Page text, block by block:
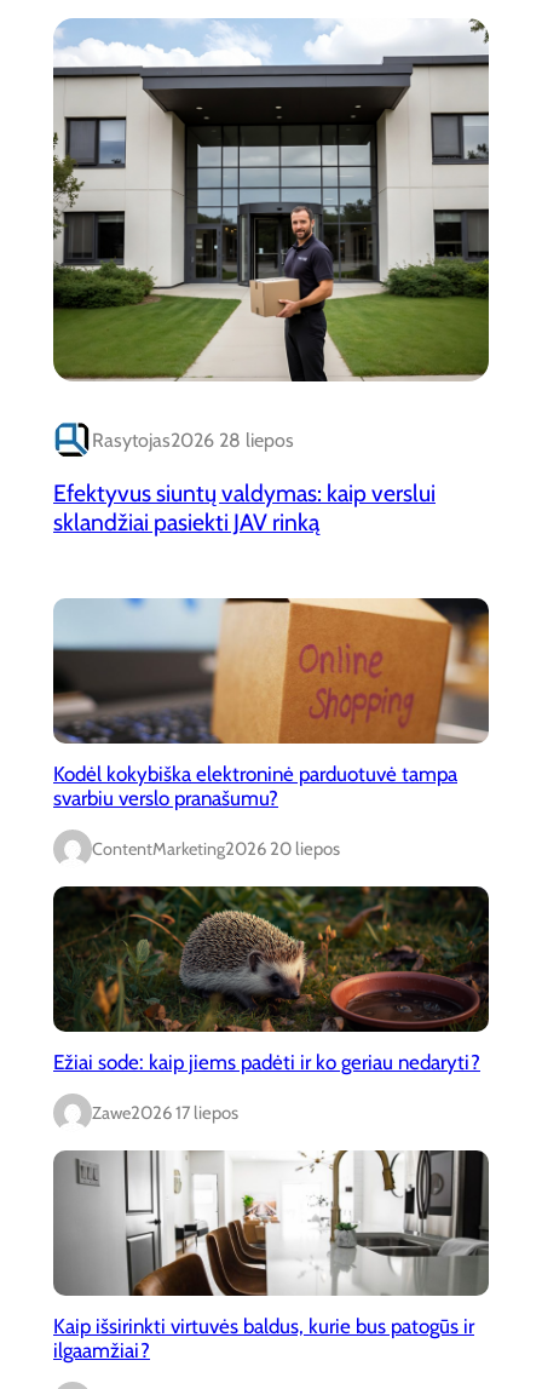
Rasytojas2026 28 liepos
Efektyvus siuntų valdymas: kaip verslui
sklandžiai pasiekti JAV rinką
Kodėl kokybiška elektroninė parduotuvė tampa
svarbiu verslo pranašumu?
ContentMarketing2026 20 liepos
Ežiai sode: kaip jiems padėti ir ko geriau nedaryti?
Zawe2026 17 liepos
Kaip išsirinkti virtuvės baldus, kurie bus patogūs ir
ilgaamžiai?